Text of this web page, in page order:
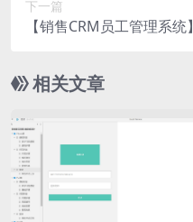
下一篇
【销售CRM员工管理系
相关文章